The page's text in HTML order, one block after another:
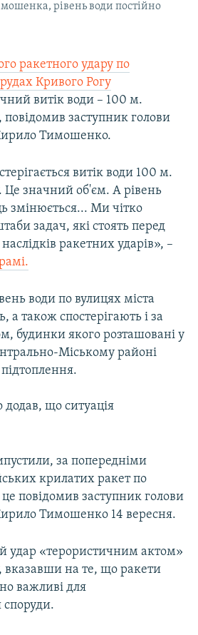
рівень води постійно
ракетного удару по
Кривого Рогу
витік води – 100 м.
повідомив заступник голови
Тимошенко.
витік води 100 м.
Це значний об'єм. А рівень
змінюється... Ми чітко
задач, які стоять перед
ракетних ударів», –
води по вулицях міста
а також спостерігають і за
будинки якого розташовані у
Міському районі
що ситуація
за попередніми
крилатих ракет по
повідомив заступник голови
Тимошенко 14 вересня.
удар «терористичним актом»
вказавши на те, що ракети
важливі для
споруди.